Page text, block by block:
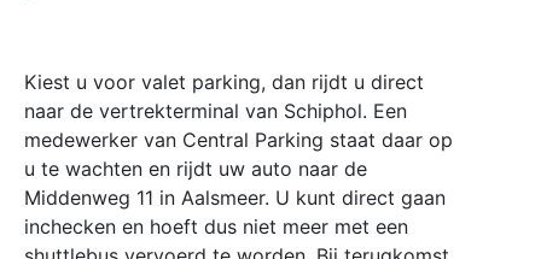
Kiest u voor valet parking, dan rijdt u direct
naar de vertrekterminal van Schiphol. Een
medewerker van Central Parking staat daar op
u te wachten en rijdt uw auto naar de
Middenweg 11 in Aalsmeer. U kunt direct gaan
inchecken en hoeft dus niet meer met een